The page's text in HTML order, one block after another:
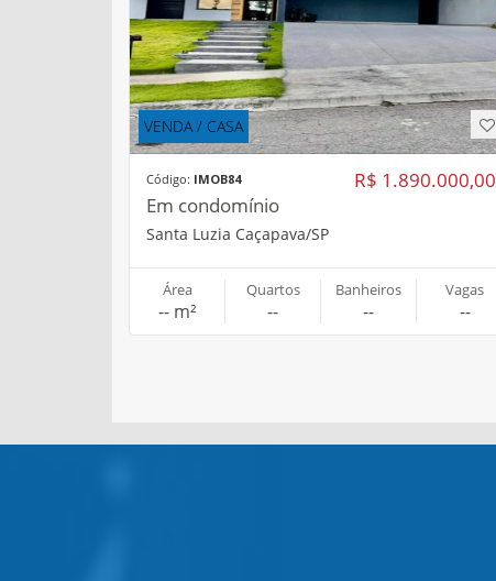
VENDA / CASA
R$ 1.890.000,00
Código: IMOB84
Em condomínio
Santa Luzia Caçapava/SP
Área
-- m²
Quartos
--
Banheiros
--
Vagas
--